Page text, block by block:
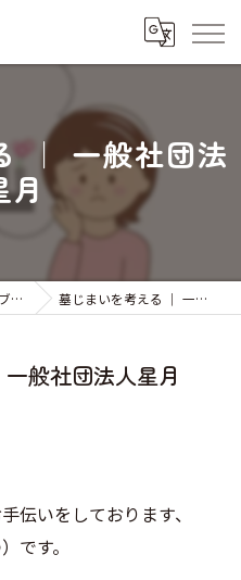
｜ 一般社団法
月
ブログ 墓じまいを考える ｜ 一般社団法人星月
般社団法人星月
伝いをしております、
です。